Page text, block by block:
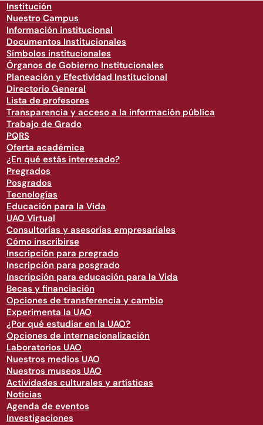
Institución
Nuestro Campus
Información institucional
Documentos Institucionales
Símbolos institucionales
Órganos de Gobierno Institucionales
Planeación y Efectividad Institucional
Directorio General
Lista de profesores
Transparencia y acceso a la información pública
Trabajo de Grado
PQRS
Oferta académica
¿En qué estás interesado?
Pregrados
Posgrados
Tecnologías
Educación para la Vida
UAO Virtual
Consultorías y asesorías empresariales
Cómo inscribirse
Inscripción para pregrado
Inscripción para posgrado
Inscripción para educación para la Vida
Becas y financiación
Opciones de transferencia y cambio
Experimenta la UAO
¿Por qué estudiar en la UAO?
Opciones de internacionalización
Laboratorios UAO
Nuestros medios UAO
Nuestros museos UAO
Actividades culturales y artísticas
Noticias
Agenda de eventos
Investigaciones